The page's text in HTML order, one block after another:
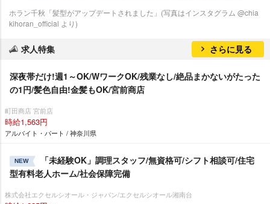
ホラン千秋「髪型がアップデートされました」(写真はインスタグラム @chia
kihoran_official より)
求人特集 さらに見る
深夜帯だけ!週1～OK/WワークOK/残業なし/絶品まかないがたった
の1円/髪色自由!金髪もOK/宮前商店
町田商店 宮前店
時給1,563円
アルバイト・パート / 神奈川県
NEW
「未経験OK」調理スタッフ/無資格可/シフト相談可/住宅
型有料老人ホーム/社会保障完備
株式会社エクセルシオール・ジャパン/エクセルシオール湘南台